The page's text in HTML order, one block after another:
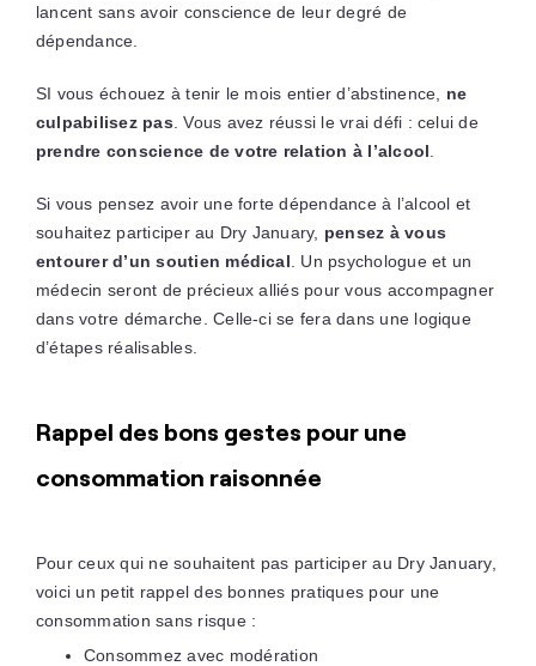
lancent sans avoir conscience de leur degré de
dépendance.
SI vous échouez à tenir le mois entier d’abstinence, ne
culpabilisez pas . Vous avez réussi le vrai défi : celui de
prendre conscience de votre relation à l’alcool
Si vous pensez avoir une forte dépendance à l’alcool et
souhaitez participer au Dry January, pensez à vous
entourer d’un soutien médical . Un psychologue et un
médecin seront de précieux alliés pour vous accompagner
dans votre démarche. Celle-ci se fera dans une logique
d’étapes réalisables.
Rappel des bons gestes pour une
consommation raisonnée
Pour ceux qui ne souhaitent pas participer au Dry January,
voici un petit rappel des bonnes pratiques pour une
consommation sans risque :
Consommez avec modération